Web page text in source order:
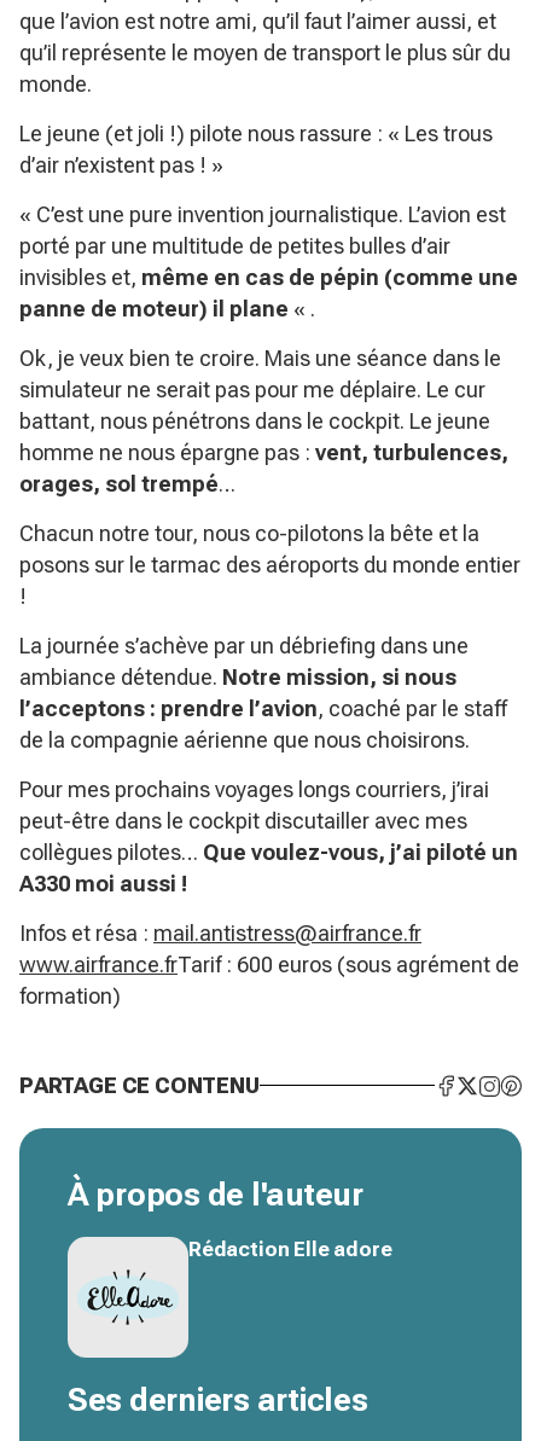
que l’avion est notre ami, qu’il faut l’aimer aussi, et
qu’il représente le moyen de transport le plus sûr du
monde.
Le jeune (et joli !) pilote nous rassure : « Les trous
d’air n’existent pas ! »
« C’est une pure invention journalistique. L’avion est
porté par une multitude de petites bulles d’air
invisibles et, même en cas de pépin (comme une
panne de moteur) il plane « .
Ok, je veux bien te croire. Mais une séance dans le
simulateur ne serait pas pour me déplaire. Le cur
battant, nous pénétrons dans le cockpit. Le jeune
homme ne nous épargne pas : vent, turbulences,
orages, sol trempé…
Chacun notre tour, nous co-pilotons la bête et la
posons sur le tarmac des aéroports du monde entier
!
La journée s’achève par un débriefing dans une
ambiance détendue. Notre mission, si nous
l’acceptons : prendre l’avion, coaché par le staff
de la compagnie aérienne que nous choisirons.
Pour mes prochains voyages longs courriers, j’irai
peut-être dans le cockpit discutailler avec mes
collègues pilotes… Que voulez-vous, j’ai piloté un
A330 moi aussi !
Infos et résa : mail.antistress@airfrance.fr
www.airfrance.frTarif : 600 euros (sous agrément de
formation)
PARTAGE CE CONTENU
À propos de l'auteur
Rédaction Elle adore
Ses derniers articles